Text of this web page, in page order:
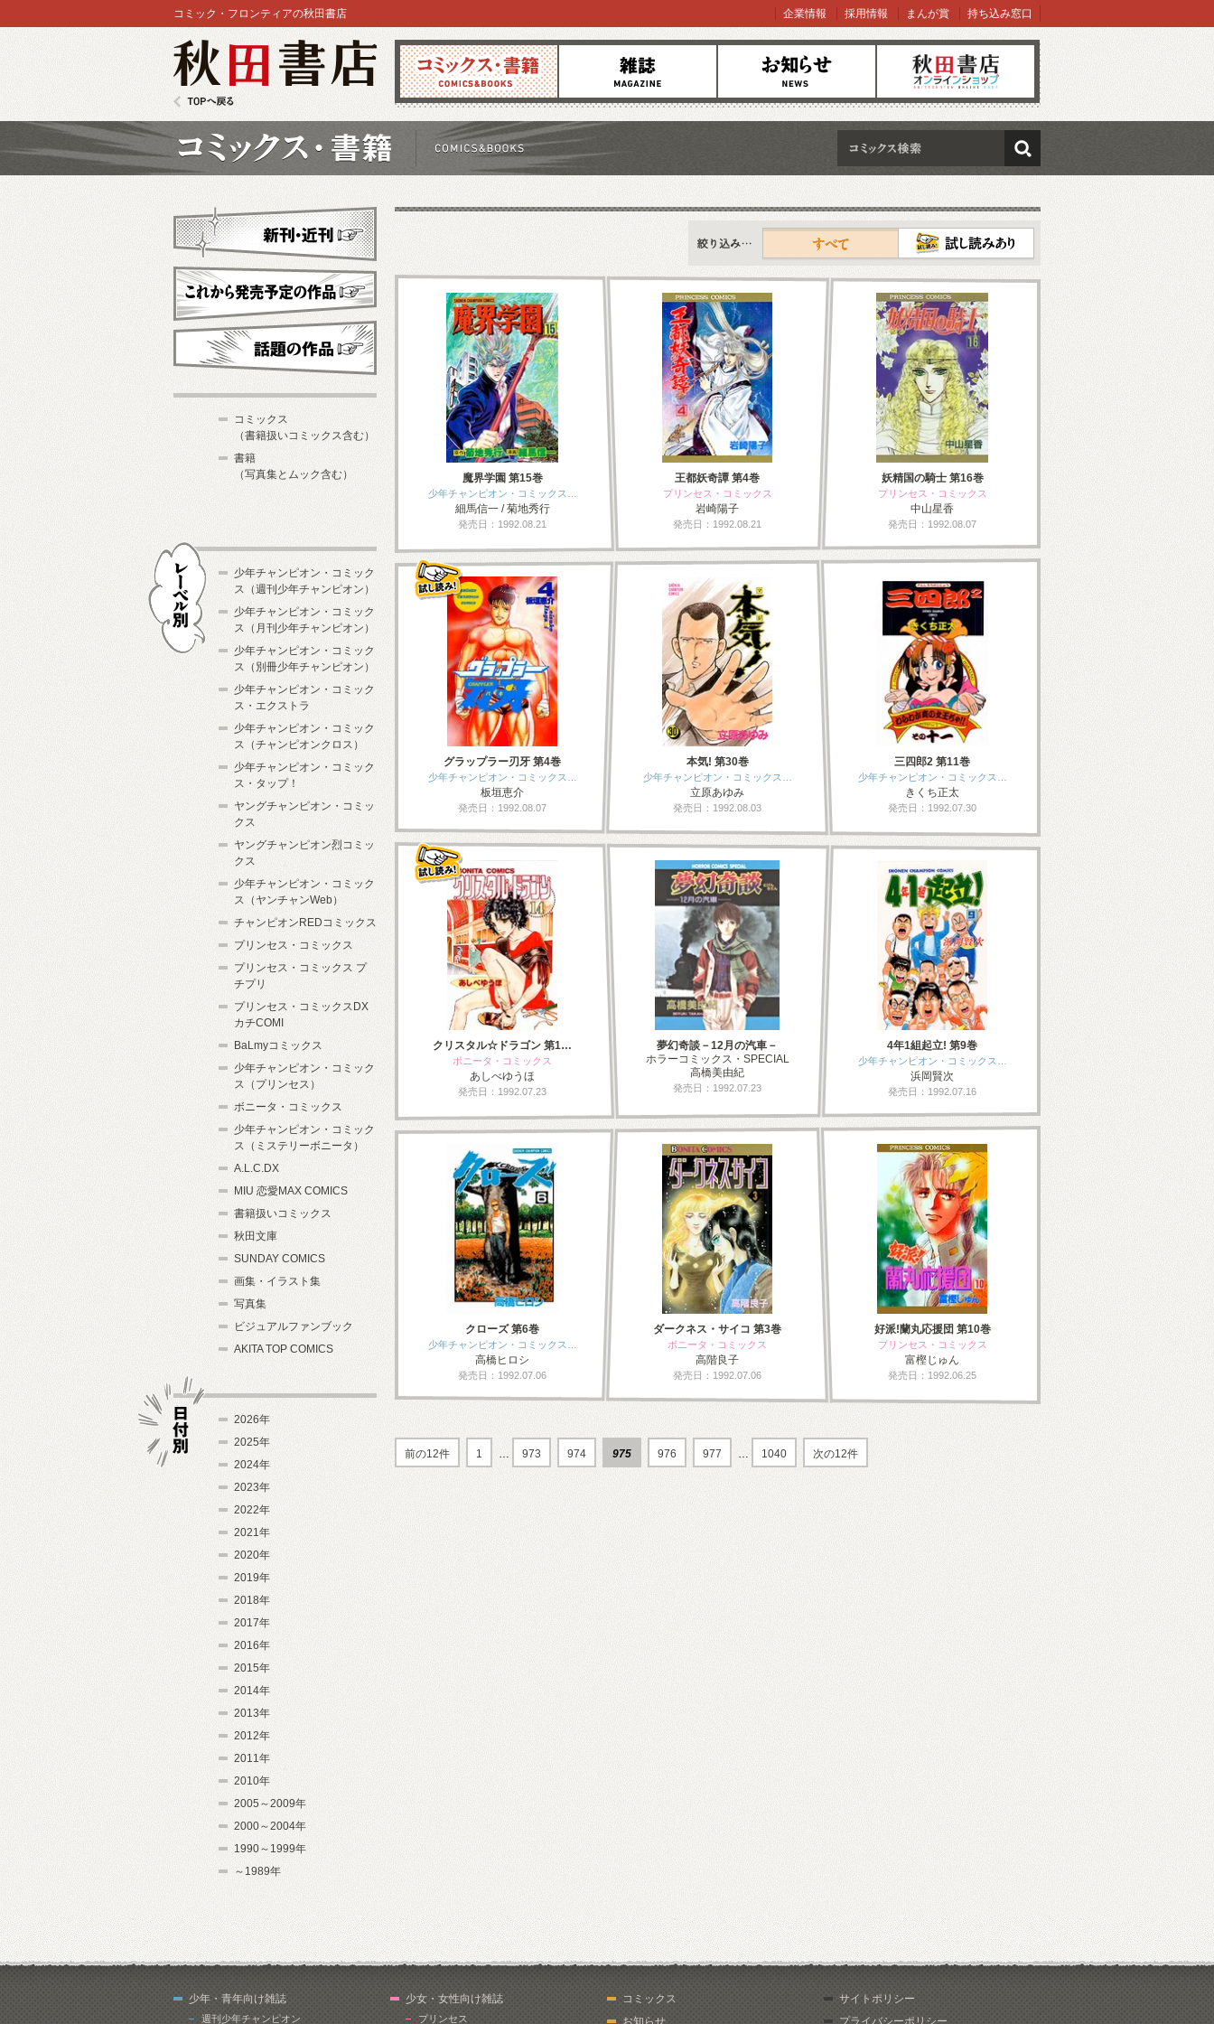
コミックス 雑誌 お知らせ オンラインショップ
コミック・フロンティアの秋田書店 企業情報 採用情報 まんが賞 持ち込み窓口
検索
新刊情報
すべて
魔界学園 第15巻
少年チャンピオン・コミックス…
細馬信一 / 菊地秀行
発売日：1992.08.21
王都妖奇譚 第4巻
プリンセス・コミックス
岩崎陽子
発売日：1992.08.21
妖精国の騎士 第16巻
プリンセス・コミックス
中山星香
発売日：1992.08.07
グラップラー刃牙 第4巻
少年チャンピオン・コミックス…
板垣恵介
発売日：1992.08.07
本気! 第30巻
少年チャンピオン・コミックス…
立原あゆみ
発売日：1992.08.03
三四郎2 第11巻
少年チャンピオン・コミックス…
きくち正太
発売日：1992.07.30
クリスタル☆ドラゴン 第1…
ボニータ・コミックス
あしべゆうほ
発売日：1992.07.23
夢幻奇談－12月の汽車－
ホラーコミックス・SPECIAL
高橋美由紀
発売日：1992.07.23
4年1組起立! 第9巻
少年チャンピオン・コミックス…
浜岡賢次
発売日：1992.07.16
クローズ 第6巻
少年チャンピオン・コミックス…
高橋ヒロシ
発売日：1992.07.06
ダークネス・サイコ 第3巻
ボニータ・コミックス
高階良子
発売日：1992.07.06
好派!蘭丸応援団 第10巻
プリンセス・コミックス
富樫じゅん
発売日：1992.06.25
前の12件 1 … 973 974 975 976 977 … 1040 次の12件
新刊・近刊
これから発売予定
コミックス
（書籍扱いコミックス含む）
書籍
（写真集とムック含む）
少年チャンピオン・コミック
ス（週刊少年チャンピオン）
少年チャンピオン・コミック
ス（月刊少年チャンピオン）
少年チャンピオン・コミック
ス（別冊少年チャンピオン）
少年チャンピオン・コミック
ス・エクストラ
少年チャンピオン・コミック
ス（チャンピオンクロス）
少年チャンピオン・コミック
ス・タップ！
ヤングチャンピオン・コミッ
クス
ヤングチャンピオン烈コミッ
クス
少年チャンピオン・コミック
ス（ヤンチャンWeb）
チャンピオンREDコミックス
プリンセス・コミックス
プリンセス・コミックス プ
チプリ
プリンセス・コミックスDX
カチCOMI
BaLmyコミックス
少年チャンピオン・コミック
ス（プリンセス）
ボニータ・コミックス
少年チャンピオン・コミック
ス（ミステリーボニータ）
A.L.C.DX
MIU 恋愛MAX COMICS
書籍扱いコミックス
秋田文庫
SUNDAY COMICS
画集・イラスト集
写真集
ビジュアルファンブック
AKITA TOP COMICS
2026年
2025年
2024年
2023年
2022年
2021年
2020年
2019年
2018年
2017年
2016年
2015年
2014年
2013年
2012年
2011年
2010年
2005～2009年
2000～2004年
1990～1999年
～1989年
少年・青年向け雑誌
週刊少年チャンピオン
少女・女性向け雑誌
プリンセス
コミックス
お知らせ
サイトポリシー
プライバシーポリシー